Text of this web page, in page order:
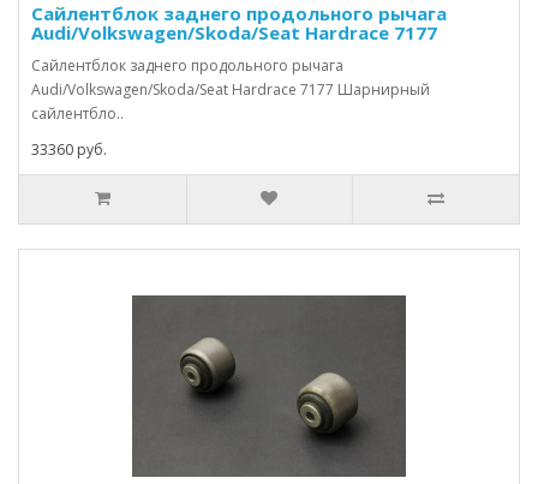
Сайлентблок заднего продольного рычага
Audi/Volkswagen/Skoda/Seat Hardrace 7177
Сайлентблок заднего продольного рычага
Audi/Volkswagen/Skoda/Seat Hardrace 7177 Шарнирный
сайлентбло..
33360 руб.